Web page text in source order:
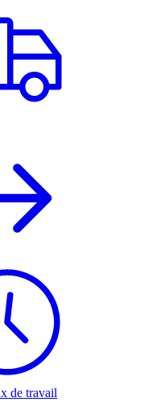
de travail